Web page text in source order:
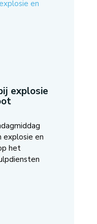
explosie
explosie en
het